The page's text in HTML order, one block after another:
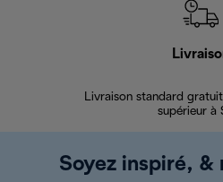
Livraison standard
supérieur à
Soyez inspiré, &